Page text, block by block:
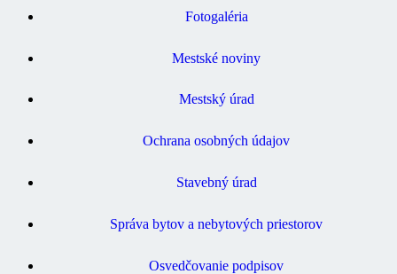
Fotogaléria
Mestské noviny
Mestský úrad
Ochrana osobných údajov
Stavebný úrad
Správa bytov a nebytových priestorov
Osvedčovanie podpisov